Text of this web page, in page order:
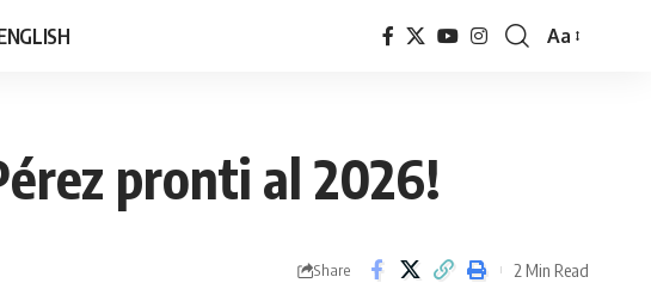
Font
Aa
pronti al 2026!
Share 2 Min Read